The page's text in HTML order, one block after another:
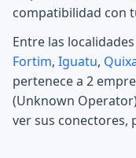
compatibilidad con
Entre las
Fortim, Iguatu,
pertenece a 2
(Unknown
ver sus conectores,